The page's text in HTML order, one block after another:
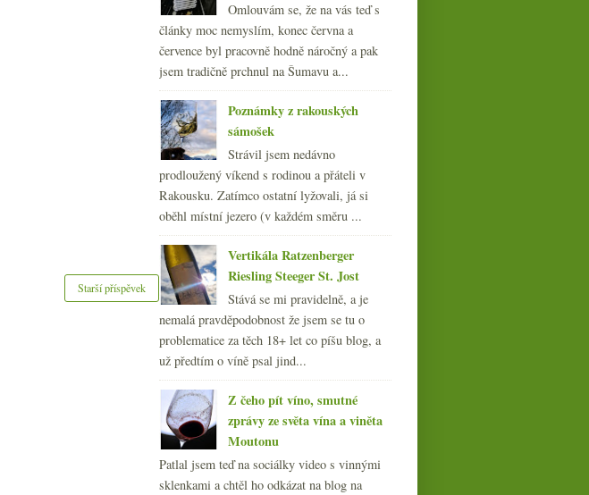
Starší příspěvek
Omlouvám se, že na vás teď s
články moc nemyslím, konec června a
července byl pracovně hodně náročný a pak
jsem tradičně prchnul na Šumavu a...
Poznámky z rakouských
sámošek
Strávil jsem nedávno
prodloužený víkend s rodinou a přáteli v
Rakousku. Zatímco ostatní lyžovali, já si
oběhl místní jezero (v každém směru ...
Vertikála Ratzenberger
Riesling Steeger St. Jost
Stává se mi pravidelně, a je
nemalá pravděpodobnost že jsem se tu o
problematice za těch 18+ let co píšu blog, a
už předtím o víně psal jind...
Z čeho pít víno, smutné
zprávy ze světa vína a viněta
Moutonu
Patlal jsem teď na sociálky video s vinnými
sklenkami a chtěl ho odkázat na blog na